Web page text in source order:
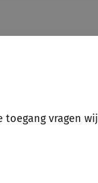
vragen